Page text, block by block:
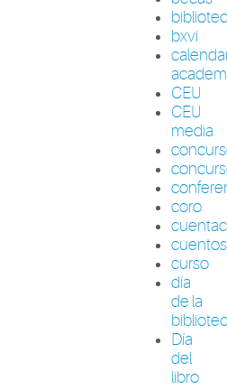
bxvi
CEU
CEU
media
coro
cuentos
curso
día
de la
Día
del
libro